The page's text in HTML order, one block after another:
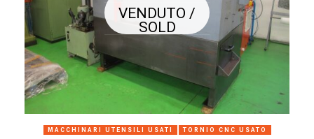
VENDUTO /
SOLD
MACCHINARI UTENSILI USATI TORNIO CNC USATO